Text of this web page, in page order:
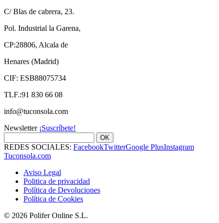
C/ Blas de cabrera, 23.
Pol. Industrial la Garena,
CP:28806, Alcala de
Henares (Madrid)
CIF: ESB88075734
TLF.:91 830 66 08
info@tuconsola.com
Newsletter ¡Suscríbete!
OK
REDES SOCIALES: FacebookTwitterGoogle PlusInstagram
Tuconsola.com
Aviso Legal
Politica de privacidad
Política de Devoluciones
Política de Cookies
© 2026 Polifer Online S.L.